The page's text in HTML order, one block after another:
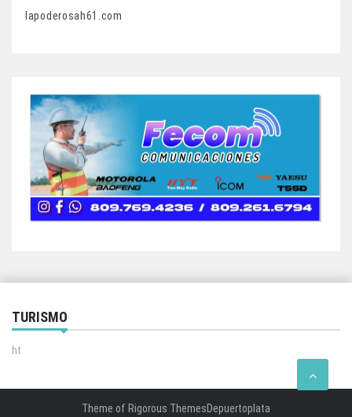
lapoderosah61.com
TURISMO
ht
Theme of Rigorous ThemesDepuertoplata